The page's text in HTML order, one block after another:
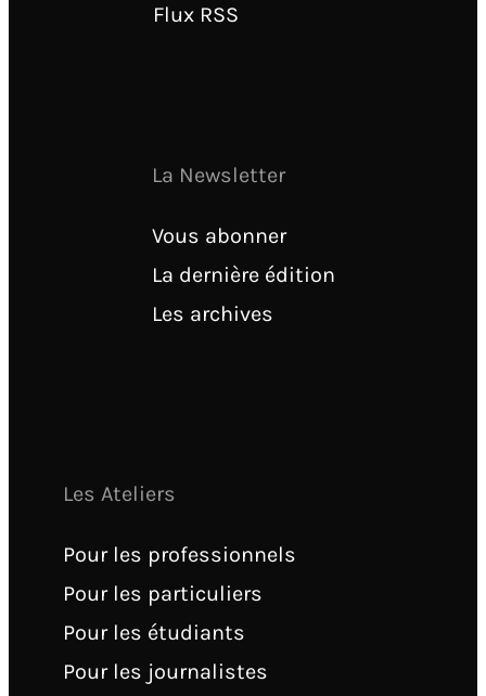
Flux RSS
La Newsletter
Vous abonner
La dernière édition
Les archives
Les Ateliers
Pour les professionnels
Pour les particuliers
Pour les étudiants
Pour les journalistes